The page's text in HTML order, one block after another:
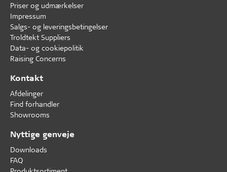
Priser og udmærkelser
Impressum
Salgs- og leveringsbetingelser
Troldtekt Suppliers
Data- og cookiepolitik
Raising Concerns
Kontakt
Afdelinger
Find forhandler
Showrooms
Nyttige genveje
Downloads
FAQ